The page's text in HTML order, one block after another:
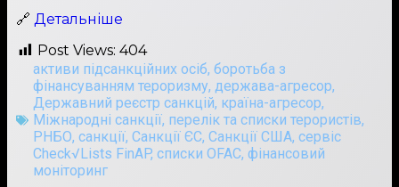
🔗 Детальніше
Post Views: 404
активи підсанкційних осіб, боротьба з
фінансуванням тероризму, держава-агресор,
Державний реєстр санкцій, країна-агресор,
Міжнародні санкції, перелік та списки терористів,
РНБО, санкції, Санкції ЄС, Санкції США, сервіс
Check√Lists FinAP, списки OFAC, фінансовий
моніторинг